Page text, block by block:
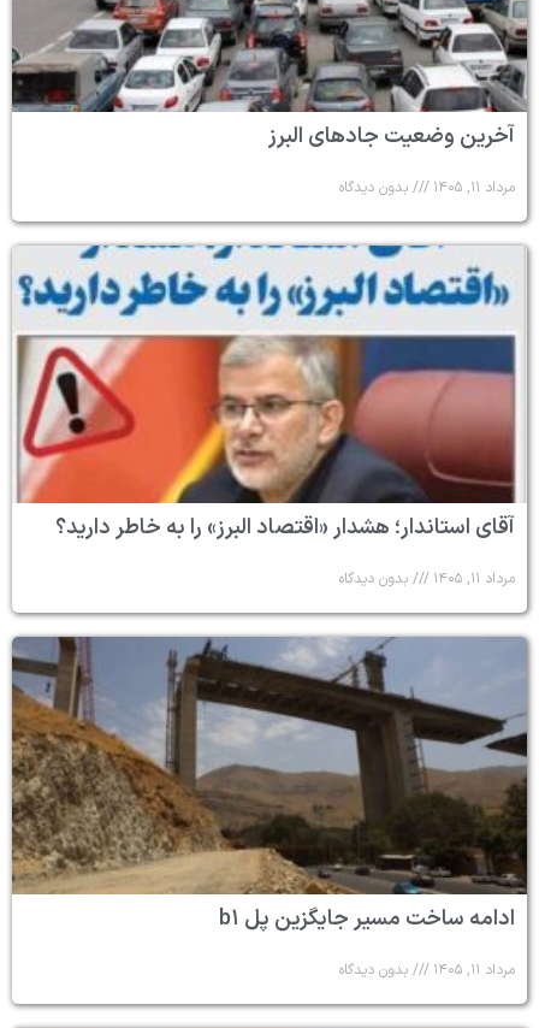
آخرین وضعیت جادهای البرز
مرداد ۱۱, ۱۴۰۵ بدون دیدگاه
آقای استاندار؛ هشدار «اقتصاد البرز» را به خاطر دارید؟
مرداد ۱۱, ۱۴۰۵ بدون دیدگاه
ادامه ساخت مسیر جایگزین پل b۱
مرداد ۱۱, ۱۴۰۵ بدون دیدگاه